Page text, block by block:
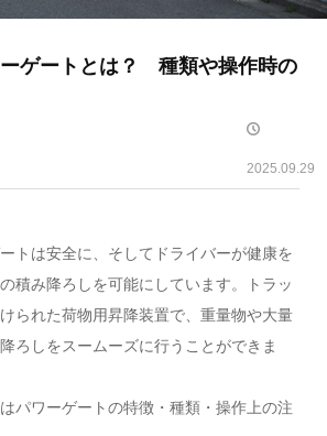
ーゲートとは？ 種類や操作時の
2025.09.29
トは安全に、そしてドライバーが健康を
積み降ろしを可能にしています。トラッ
られた荷物用昇降装置で、重量物や大量
ろしをスームーズに行うことができま
パワーゲートの特徴・種類・操作上の注